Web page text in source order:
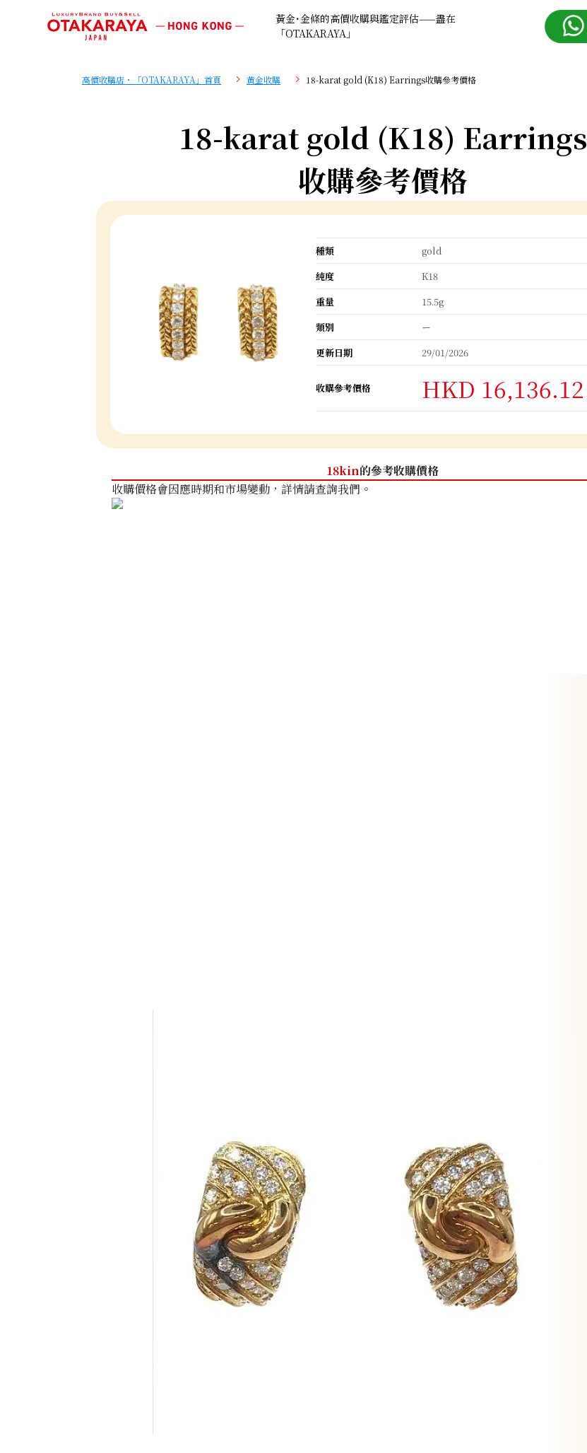
黃金･金條的高價收購與鑑定評估——盡在
「OTAKARAYA」
高價收購店・「OTAKARAYA」首頁 黄金收購 18-karat gold (K18) Earrings收購參考價格
18-karat gold (K18) Earrings
收購參考價格
種類
gold
純度
K18
重量
15.5g
類別
ー
更新日期
29/01/2026
收購參考價格 HKD 16,136.12
18kin的參考收購價格
收購價格會因應時期和市場變動，詳情請查詢我們。